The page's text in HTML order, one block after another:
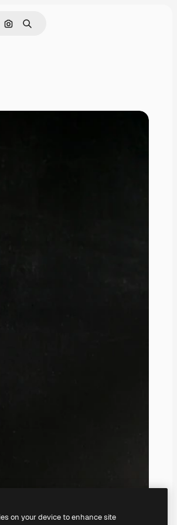
Pesquisar por imagem
Buscar
on your device to enhance site